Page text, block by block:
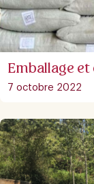
Emballage
7 octobre 2022